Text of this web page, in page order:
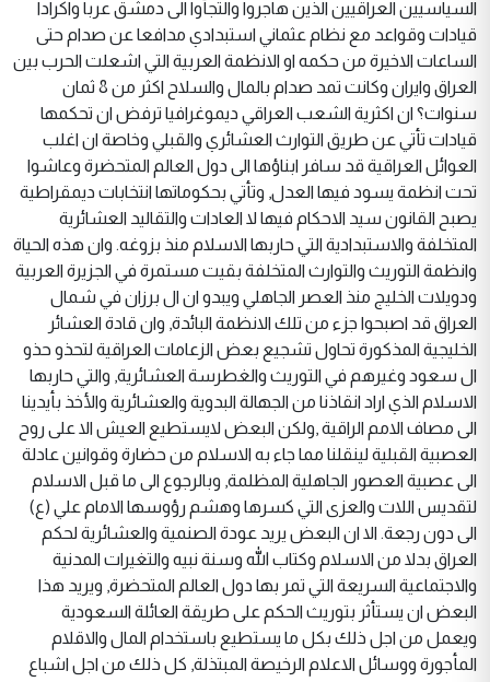
السياسيين العراقيين الذين هاجروا والتجأوا الى دمشق عربا واكرادا
قيادات وقواعد مع نظام عثماني استبدادي مدافعا عن صدام حتى
الساعات الاخيرة من حكمه او الانظمة العربية التي اشعلت الحرب بين
العراق وايران وكانت تمد صدام بالمال والسلاح اكثر من 8 ثمان
سنوات؟ ان اكثرية الشعب العراقي ديموغرافيا ترفض ان تحكمها
قيادات تأتي عن طريق التوارث العشائري والقبلي وخاصة ان اغلب
العوائل العراقية قد سافر ابناؤها الى دول العالم المتحضرة وعاشوا
تحت انظمة يسود فيها العدل, وتأتي بحكوماتها انتخابات ديمقراطية
يصبح القانون سيد الاحكام فيها لا العادات والتقاليد العشائرية
المتخلفة والاستبدادية التي حاربها الاسلام منذ بزوغه. وان هذه الحياة
وانظمة التوريث والتوارث المتخلفة بقيت مستمرة في الجزيرة العربية
ودويلات الخليج منذ العصر الجاهلي ويبدو ان ال برزان في شمال
العراق قد اصبحوا جزء من تلك الانظمة البائدة, وان قادة العشائر
الخليجية المذكورة تحاول تشجيع بعض الزعامات العراقية لتحذو حذو
ال سعود وغيرهم في التوريث والغطرسة العشائرية, والتي حاربها
الاسلام الذي اراد انقاذنا من الجهالة البدوية والعشائرية والأخذ بأيدينا
الى مصاف الامم الراقية ,ولكن البعض لايستطيع العيش الا على روح
العصبية القبلية لينقلنا مما جاء به الاسلام من حضارة وقوانين عادلة
الى عصبية العصور الجاهلية المظلمة, وبالرجوع الى ما قبل الاسلام
لتقديس اللات والعزى التي كسرها وهشم رؤوسها الامام علي (ع)
الى دون رجعة. الا ان البعض يريد عودة الصنمية والعشائرية لحكم
العراق بدلا من الاسلام وكتاب الله وسنة نبيه والتغيرات المدنية
والاجتماعية السريعة التي تمر بها دول العالم المتحضرة, ويريد هذا
البعض ان يستأثر بتوريث الحكم على طريقة العائلة السعودية
ويعمل من اجل ذلك بكل ما يستطيع باستخدام المال والاقلام
المأجورة ووسائل الاعلام الرخيصة المبتذلة, كل ذلك من اجل اشباع